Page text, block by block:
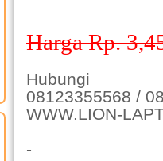
Harga Rp.
Hubungi
08123355568 /
WWW.LION-
-